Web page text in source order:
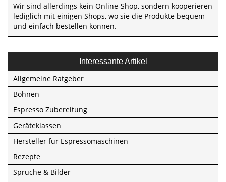
Wir sind allerdings kein Online-Shop, sondern kooperieren
lediglich mit einigen Shops, wo sie die Produkte bequem
und einfach bestellen können.
Interessante Artikel
Allgemeine Ratgeber
Bohnen
Espresso Zubereitung
Geräteklassen
Hersteller für Espressomaschinen
Rezepte
Sprüche & Bilder